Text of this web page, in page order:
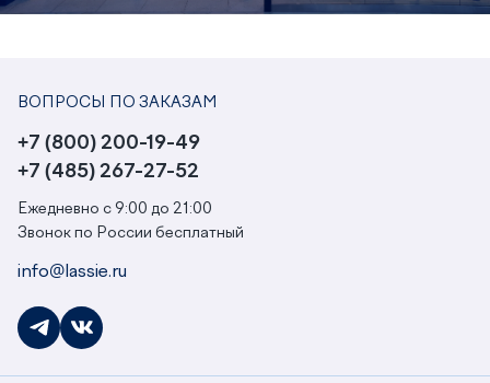
ВОПРОСЫ ПО ЗАКАЗАМ
+7 (800) 200-19-49
+7 (485) 267-27-52
Ежедневно с 9:00 до 21:00
Звонок по России бесплатный
info@lassie.ru